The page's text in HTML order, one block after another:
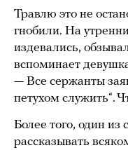
Травлю это не
гнобили. На
издевались,
вспоминает
— Все сержанты
петухом служить“.
Более того, один
рассказывать